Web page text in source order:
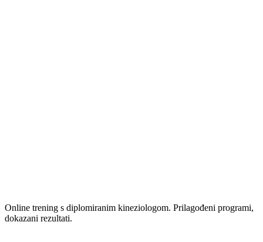
Online trening s diplomiranim kineziologom. Prilagođeni programi,
dokazani rezultati.